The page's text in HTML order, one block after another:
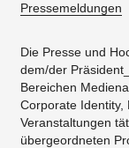
Downloadbereich
Ansprechpartner/in
Kalender
News
Pressemeldungen
Die Presse und
dem/der
Bereichen
Corporate Identity,
Veranstaltungen
übergeordneten